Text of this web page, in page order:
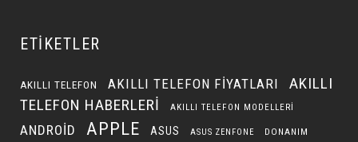
ETIKETLER
AKILLI TELEFON AKILLI TELEFON FIYATLARI
AKILLI
TELEFON HABERLERI
AKILLI TELEFON MODELLERI
ANDROID APPLE ASUS ASUS ZENFONE DONANIM